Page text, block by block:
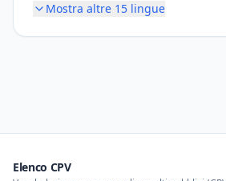
Mostra altre 15 lingue
Elenco CPV